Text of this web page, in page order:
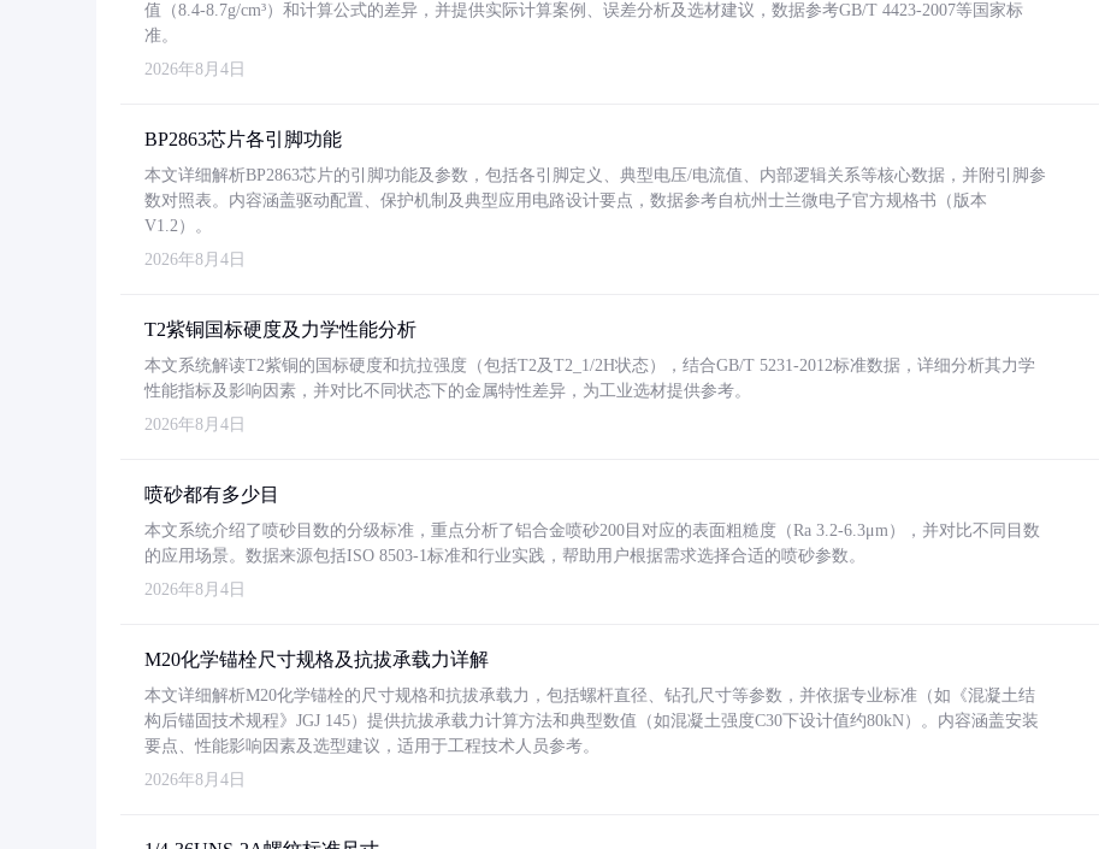
值（8.4-8.7g/cm³）和计算公式的差异，并提供实际计算案例、误差分析及选材建议，数据参考GB/T 4423-2007等国家标
准。
2026年8月4日
BP2863芯片各引脚功能
本文详细解析BP2863芯片的引脚功能及参数，包括各引脚定义、典型电压/电流值、内部逻辑关系等核心数据，并附引脚参
数对照表。内容涵盖驱动配置、保护机制及典型应用电路设计要点，数据参考自杭州士兰微电子官方规格书（版本
V1.2）。
2026年8月4日
T2紫铜国标硬度及力学性能分析
本文系统解读T2紫铜的国标硬度和抗拉强度（包括T2及T2_1/2H状态），结合GB/T 5231-2012标准数据，详细分析其力学
性能指标及影响因素，并对比不同状态下的金属特性差异，为工业选材提供参考。
2026年8月4日
喷砂都有多少目
本文系统介绍了喷砂目数的分级标准，重点分析了铝合金喷砂200目对应的表面粗糙度（Ra 3.2-6.3μm），并对比不同目数
的应用场景。数据来源包括ISO 8503-1标准和行业实践，帮助用户根据需求选择合适的喷砂参数。
2026年8月4日
M20化学锚栓尺寸规格及抗拔承载力详解
本文详细解析M20化学锚栓的尺寸规格和抗拔承载力，包括螺杆直径、钻孔尺寸等参数，并依据专业标准（如《混凝土结
构后锚固技术规程》JGJ 145）提供抗拔承载力计算方法和典型数值（如混凝土强度C30下设计值约80kN）。内容涵盖安装
要点、性能影响因素及选型建议，适用于工程技术人员参考。
2026年8月4日